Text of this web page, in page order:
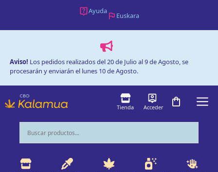
contenido
Ayuda
Euskara
Aviso! Los pedidos realizados del 20 de Julio al 9 de Agosto, se
procesarán y enviarán el lunes 10 de Agosto.
Acceder
Tienda